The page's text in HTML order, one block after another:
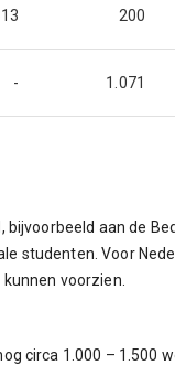
200
- 1.071
aan de
studenten. Voor
voorzien.
circa 1.000 – 1.500